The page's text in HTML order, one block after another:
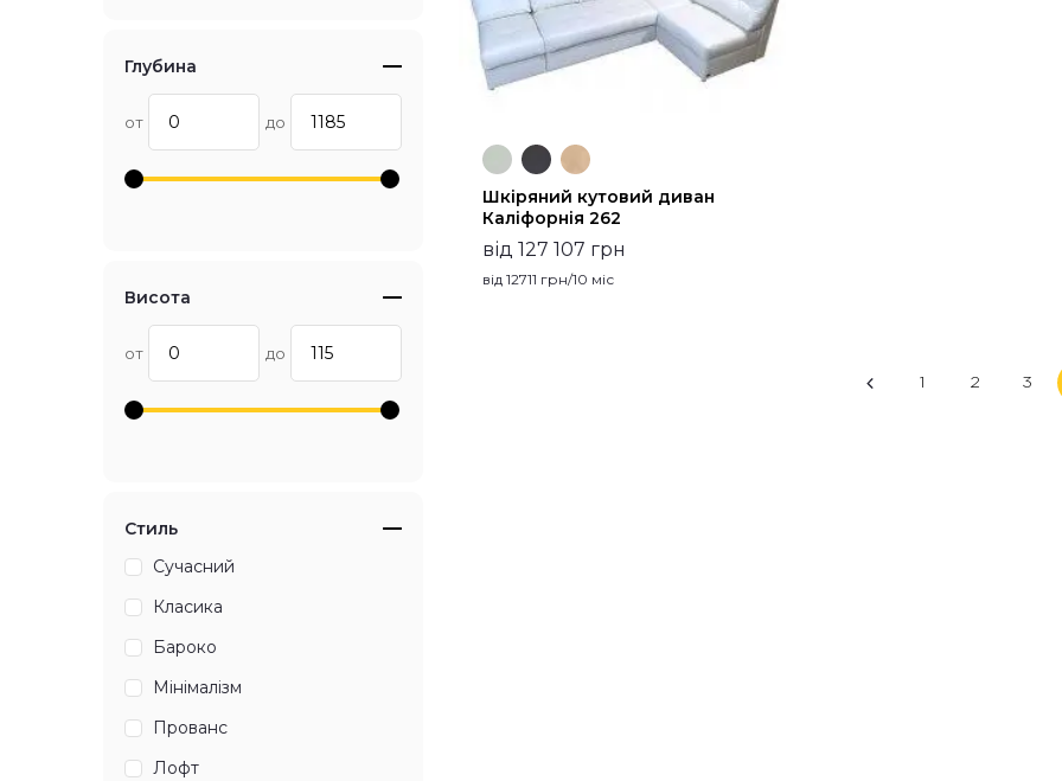
Глубина
от до
Висота
от до
Стиль
Сучасний
Класика
Бароко
Мінімалізм
Прованс
Лофт
Шкіряний кутовий диван
Каліфорнія 262
від 127 107 грн
від 12711 грн/10 міс
1 2 3